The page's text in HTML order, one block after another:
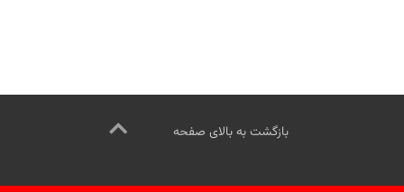
بازگشت به بالای صفحه